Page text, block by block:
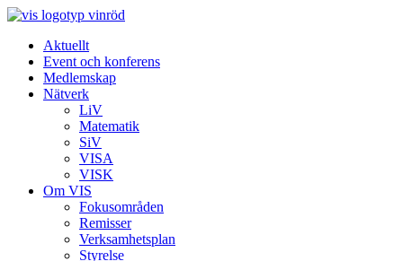
Aktuellt
Event och konferens
Medlemskap
Nätverk
LiV
Matematik
SiV
VISA
VISK
Om VIS
Fokusområden
Remisser
Verksamhetsplan
Styrelse